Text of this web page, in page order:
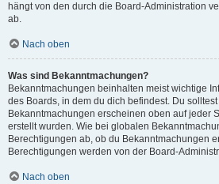
hängt von den durch die Board-Administration
ab.
Nach oben
Was sind Bekanntmachungen?
Bekanntmachungen beinhalten meist wichtige
des Boards, in dem du dich befindest. Du
Bekanntmachungen erscheinen oben auf jeder
erstellt wurden. Wie bei globalen
Berechtigungen ab, ob du Bekanntmachungen
Berechtigungen werden von der Board-
Nach oben